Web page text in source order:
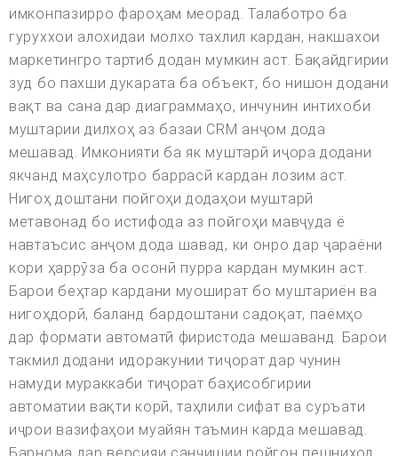
имконпазирро фароҳам меорад. Талаботро ба
гуруххои алохидаи молхо тахлил кардан, накшахои
маркетингро тартиб додан мумкин аст. Бақайдгирии
зуд бо пахши дукарата ба объект, бо нишон додани
вақт ва сана дар диаграммаҳо, инчунин интихоби
муштарии дилхоҳ аз базаи CRM анҷом дода
мешавад. Имконияти ба як муштарӣ иҷора додани
якчанд маҳсулотро баррасӣ кардан лозим аст.
Нигоҳ доштани пойгоҳи додаҳои муштарӣ
метавонад бо истифода аз пойгоҳи мавҷуда ё
навтаъсис анҷом дода шавад, ки онро дар ҷараёни
кори ҳаррӯза ба осонӣ пурра кардан мумкин аст.
Барои беҳтар кардани муошират бо муштариён ва
нигоҳдорӣ, баланд бардоштани садоқат, паёмҳо
дар формати автоматӣ фиристода мешаванд. Барои
такмил додани идоракунии тиҷорат дар чунин
намуди мураккаби тиҷорат баҳисобгирии
автоматии вақти корӣ, таҳлили сифат ва суръати
иҷрои вазифаҳои муайян таъмин карда мешавад.
Барнома дар версияи санҷишии ройгон пешниҳод